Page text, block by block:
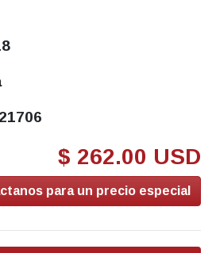
$ 262.00 USD
para un precio especial